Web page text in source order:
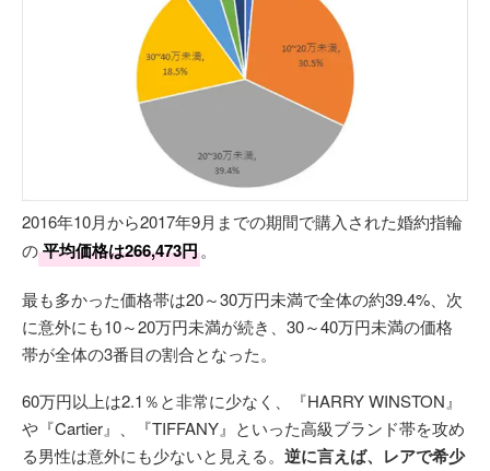
2016年10月から2017年9月までの期間で購入された婚約指輪
の平均価格は266,473円。
最も多かった価格帯は20～30万円未満で全体の約39.4%、次
に意外にも10～20万円未満が続き、30～40万円未満の価格
帯が全体の3番目の割合となった。
60万円以上は2.1％と非常に少なく、『HARRY WINSTON』
や『Cartier』、『TIFFANY』といった高級ブランド帯を攻め
る男性は意外にも少ないと見える。 逆に言えば、レアで希少